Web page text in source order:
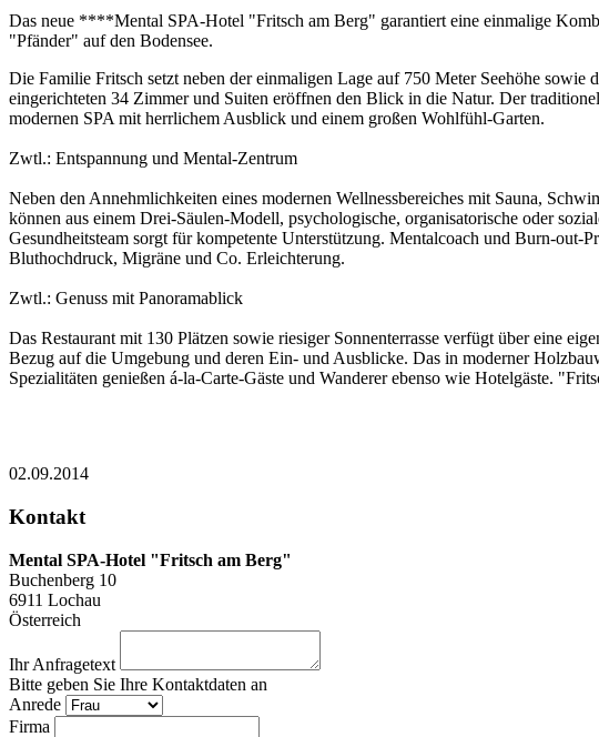
Das neue ****Mental SPA-Hotel "Fritsch am Berg" garantiert eine einmalige
"Pfänder" auf den Bodensee.
Die Familie Fritsch setzt neben der einmaligen Lage auf 750 Meter Seehöhe
eingerichteten 34 Zimmer und Suiten eröffnen den Blick in die Natur. Der
modernen SPA mit herrlichem Ausblick und einem großen Wohlfühl-Garten.
Zwtl.: Entspannung und Mental-Zentrum
Neben den Annehmlichkeiten eines modernen Wellnessbereiches mit Sauna,
können aus einem Drei-Säulen-Modell, psychologische, organisatorische oder
Gesundheitsteam sorgt für kompetente Unterstützung. Mentalcoach und Burn-
Bluthochdruck, Migräne und Co. Erleichterung.
Zwtl.: Genuss mit Panoramablick
Das Restaurant mit 130 Plätzen sowie riesiger Sonnenterrasse verfügt über eine
Bezug auf die Umgebung und deren Ein- und Ausblicke. Das in moderner
Spezialitäten genießen á-la-Carte-Gäste und Wanderer ebenso wie Hotelgäste.
02.09.2014
Kontakt
Mental SPA-Hotel "Fritsch am Berg"
Buchenberg 10
6911 Lochau
Österreich
Ihr Anfragetext
Bitte geben Sie Ihre Kontaktdaten an
Anrede
Firma